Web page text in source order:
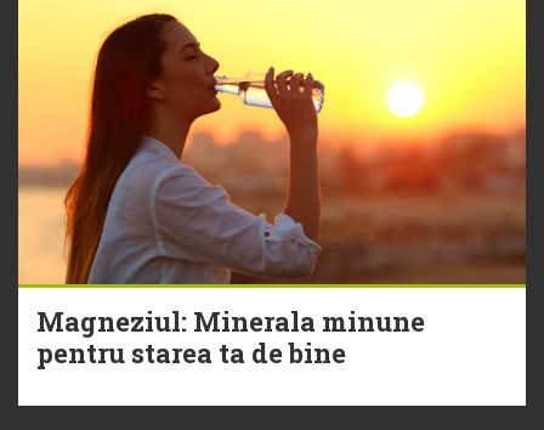
Magneziul: Minerala minune
pentru starea ta de bine